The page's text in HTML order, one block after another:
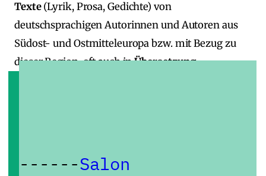
Texte(Lyrik, Prosa, Gedichte) von
deutschsprachigen Autorinnen und Autoren aus
Südost‑ und Ostmitteleuropa bzw. mit Bezug zu
dieser Region, oft auch inÜbersetzung.
Salon